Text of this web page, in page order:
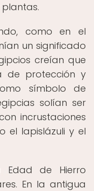
como en el
un significado
creían que
de protección y
símbolo de
solían ser
incrustaciones
el lapislázuli y el
de Hierro
En la antigua